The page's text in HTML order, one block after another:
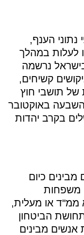
נתוני הענף,
לעלות במהלך
נרשמה
קשיחים,
של תושבי חוץ
באוקטובר
בקרב יהדות
מבינים כיום
משפחות
ממ"ד או מעלית,
הביטחון
אנשים מבינים